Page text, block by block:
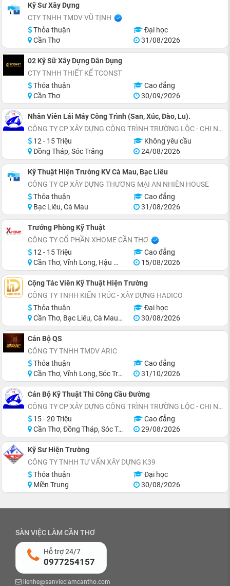
Kỹ Sư Xây Dựng
CTY TNHH TMDV VŨ TỊNH
Thỏa thuận
Đại học
Cần Thơ
31/08/2026
02 Kỹ Sữ Xây Dựng Dân Dụng
CTY TNHH THIẾT KẾ TCONST
Thỏa thuận
Cao đẳng
Cần Thơ
30/09/2026
Nhân Viên Lái Máy Công Trình (San, Xúc, Đào, Lu).
CÔNG TY CP XÂY DỰNG CÔNG TRÌNH TRƯỜNG LỘC - CHI NHÁNH CẦN THƠ
12 - 15 Triệu
Không yêu cầu
Đồng Tháp, Sóc Trăng
24/08/2026
Kỹ Thuật Hiện Trường KV Cà Mau, Bạc Liêu
CÔNG TY CP XÂY DỰNG THƯƠNG MẠI AN NHIÊN HOUSE
Thỏa thuận
Cao đẳng
Bạc Liêu, Cà Mau
31/08/2026
Trưởng Phòng Kỹ Thuật
CÔNG TY CỔ PHẦN XHOME CẦN THƠ
12 - 15 Triệu
Cao đẳng
Cần Thơ, Vĩnh Long, Hậu Giang, Sóc Trăng
15/08/2026
Cộng Tác Viên Kỹ Thuật Hiện Trường
CÔNG TY TNHH KIẾN TRÚC - XÂY DỰNG HADICO
Thỏa thuận
Đại học
Cần Thơ, Bạc Liêu, Cà Mau, Long An
30/08/2026
Cán Bộ QS
CÔNG TY TNHH TMDV ARIC
Thỏa thuận
Cao đẳng
Cần Thơ, Vĩnh Long, Sóc Trăng, Bạc Liêu, Cà Mau
31/10/2026
Cán Bộ Kỹ Thuật Thi Công Cầu Đường
CÔNG TY CP XÂY DỰNG CÔNG TRÌNH TRƯỜNG LỘC - CHI NHÁNH CẦN THƠ
15 - 20 Triệu
Cao đẳng
Cần Thơ, Đồng Tháp, Sóc Trăng
29/08/2026
Kỹ Sư Hiện Trường
CÔNG TY TNHH TƯ VẤN XÂY DỰNG K39
Thỏa thuận
Đại học
Miền Trung
30/08/2026
SÀN VIỆC LÀM CẦN THƠ
Hỗ trợ 24/7
0977254157
lienhe@sanvieclamcantho.com